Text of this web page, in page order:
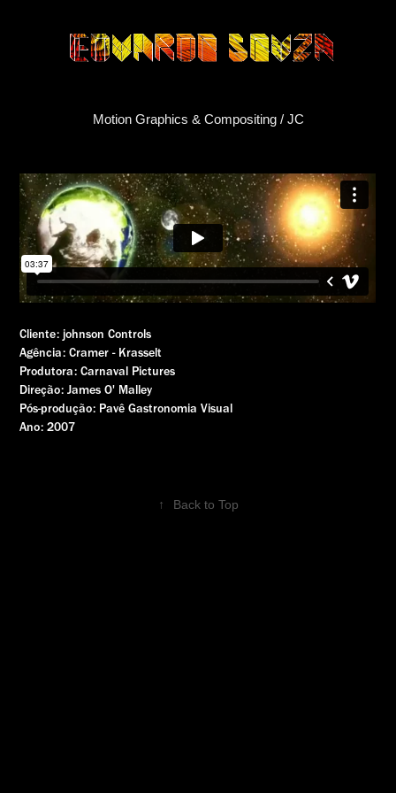
Motion Graphics & Compositing / JC
Cliente: johnson Controls
Agência: Cramer - Krasselt
Produtora: Carnaval Pictures
Direção: James O' Malley
Pós-produção: Pavê Gastronomia Visual
Ano: 2007
↑ Back to Top